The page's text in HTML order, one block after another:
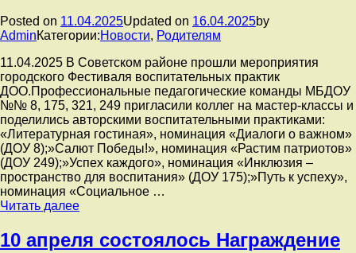
12
апреля,
подготовительной
группе
№12
прошло
тематическое
занятие
«Космос».
Posted on 11.04.2025Updated on 16.04.2025by
AdminКатегории:Новости, Родителям
️11.04.2025 В Советском районе прошли мероприятия
городского Фестиваля воспитательных практик
ДОО.️Профессиональные педагогические команды МБДОУ
№№ 8, 175, 321, 249 пригласили коллег на мастер-классы и
поделились авторскими воспитательными практиками:️
«Литературная гостиная», номинация «Диалоги о важном»
(ДОУ 8);️»Салют Победы!», номинация «Растим патриотов»
(ДОУ 249);️»Успех каждого», номинация «Инклюзия –
пространство для воспитания» (ДОУ 175);️»Путь к успеху»,
номинация «Социальное …
Читать далее11.04.2025
Советском
районе
10 апреля состоялось Награждение